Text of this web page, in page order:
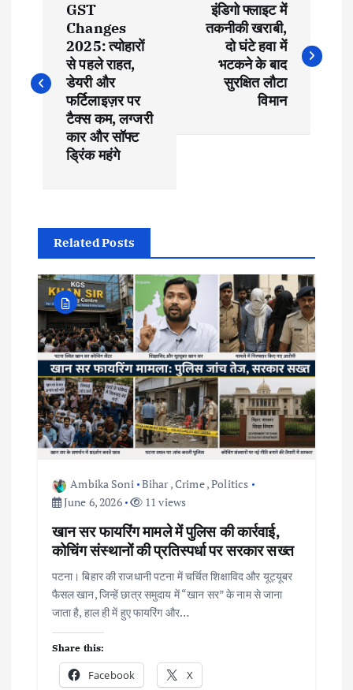
s
v
g
a
t
o
GST
Changes
2025: त्योहारों
से पहले राहत,
डेयरी और
फर्टिलाइज़र पर
टैक्स कम, लग्जरी
कार और सॉफ्ट
ड्रिंक महंगे
इंडिगो फ्लाइट में
तकनीकी खराबी,
दो घंटे हवा में
भटकने के बाद
सुरक्षित लौटा
विमान
Related Posts
Ambika Soni Bihar,Crime,Politics
June 6, 2026
11 views
खान सर फायरिंग मामले में पुलिस की कार्रवाई,
कोचिंग संस्थानों की प्रतिस्पर्धा पर सरकार सख्त
पटना। बिहार की राजधानी पटना में चर्चित शिक्षाविद और यूट्यूबर
फैसल खान, जिन्हें छात्र समुदाय में “खान सर” के नाम से जाना
जाता है, हाल ही में हुए फायरिंग और…
Share this:
Facebook X